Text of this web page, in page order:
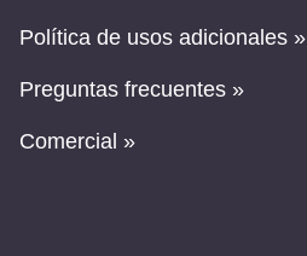
Política de usos adicionales »
Preguntas frecuentes »
Comercial »